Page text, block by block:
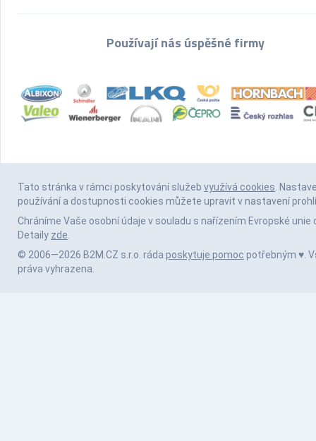
Používají nás úspěšné firmy
Tato stránka v rámci poskytování služeb využívá cookies.
používání a dostupnosti cookies můžete upravit v nastavení
Chráníme Vaše osobní údaje v souladu s nařízením Evropské unie
Detaily zde.
© 2006—2026 B2M.CZ s.r.o. ráda poskytuje pomoc potřebným ♥️.
práva vyhrazena.